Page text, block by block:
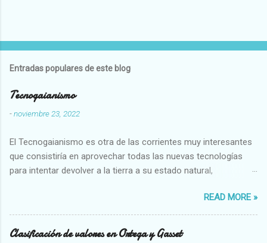
Entradas populares de este blog
Tecnogaianismo
-noviembre 23, 2022
El Tecnogaianismo es otra de las corrientes muy interesantes
que consistiría en aprovechar todas las nuevas tecnologías
para intentar devolver a la tierra a su estado natural,
READ MORE »
Clasificación de valores en Ortega y Gasset